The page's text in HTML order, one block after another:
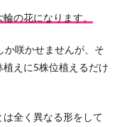
の花になります。
か咲かせませんが、そ
えに5株位植えるだけ
全く異なる形をして